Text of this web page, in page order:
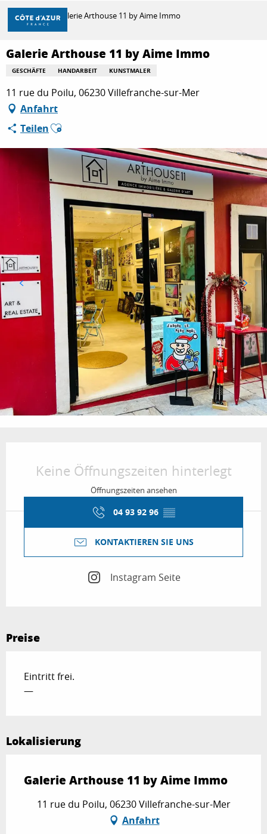
Aller
contenu
principal
ENTDECKEN
ZU TUN
AUFENTHALT
Startseite Galerie Arthouse 11 by Aime Immo
Galerie Arthouse 11 by Aime Immo
GESCHÄFTE HANDARBEIT KUNSTMALER
11 rue du Poilu, 06230 Villefranche-sur-Mer
Anfahrt
TeilenAjouter aux favoris
Keine Öffnungszeiten hinterlegt
Öffnungszeiten ansehen
04 93 92 96 ▒▒
KONTAKTIEREN SIE UNS
Instagram Seite
Preise
Eintritt frei.
—
Lokalisierung
Galerie Arthouse 11 by Aime Immo
11 rue du Poilu, 06230 Villefranche-sur-Mer
Anfahrt